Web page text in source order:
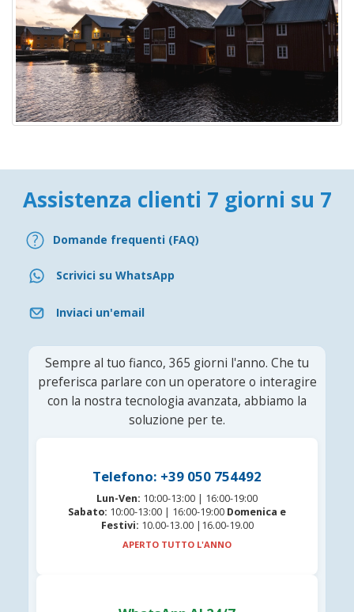
Assistenza clienti 7 giorni su 7
Domande frequenti (FAQ)
Scrivici su WhatsApp
Inviaci un'email
Sempre al tuo fianco, 365 giorni l'anno. Che tu
preferisca parlare con un operatore o interagire
con la nostra tecnologia avanzata, abbiamo la
soluzione per te.
Telefono: +39 050 754492
Lun-Ven: 10:00-13:00 | 16:00-19:00
Sabato: 10:00-13:00 | 16:00-19:00 Domenica e
Festivi: 10.00-13.00 |16.00-19.00
APERTO TUTTO L'ANNO